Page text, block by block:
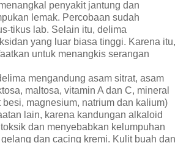
penyakit jantung dan
lemak. Percobaan sudah
tikus lab. Selain itu, delima
yang luar biasa tinggi. Karena itu,
untuk menangkis serangan
mengandung asam sitrat, asam
maltosa, vitamin A dan C, mineral
besi, magnesium, natrium dan kalium)
lain, karena kandungan alkaloid
dan menyebabkan kelumpuhan
dan cacing kremi. Kulit buah dan